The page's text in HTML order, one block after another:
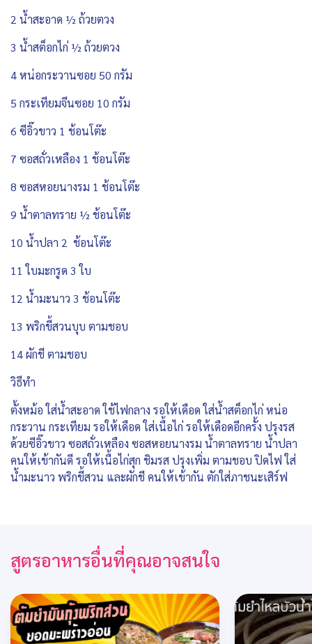
2 น้ำสะอาด ½ ถ้วยตวง
3 น้ำสต็อกไก่ ½ ถ้วยตวง
4 หน่อกระวานซอย 50 กรัม
5 กระเทียมจีนซอย 10 กรัม
6 ซีอิ๊วขาว 1 ช้อนโต๊ะ
7 ซอสถั่วเหลือง 1 ช้อนโต๊ะ
8 ซอสหอยนางรม 1 ช้อนโต๊ะ
9 น้ำตาลทราย ½ ช้อนโต๊ะ
10 น้ำปลา 2 ช้อนโต๊ะ
11 ใบมะกรูด 3 ใบ
12 น้ำมะนาว 3 ช้อนโต๊ะ
13 พริกขี้สวนบุบ ตามชอบ
14 ผักชี ตามชอบ
วิธีทำ
ตั้งหม้อ ใส่น้ำสะอาด ใช้ไฟกลาง รอให้เดือด ใส่น้ำสต็อกไก่ หน่อ
กระวาน กระเทียม รอให้เดือด ใส่เนื้อไก่ รอให้เดือดอีกครั้ง ปรุงรส
ด้วยซีอิ๊วขาว ซอสถั่วเหลือง ซอสหอยนางรม น้ำตาลทราย น้ำปลา
คนให้เข้ากันดี รอให้เนื้อไก่สุก ชิมรส ปรุงเพิ่ม ตามชอบ ปิดไฟ ใส่
น้ำมะนาว พริกขี้สวน และผักชี คนให้เข้ากัน ตักใส่ภาชนะเสิร์ฟ
สูตรอาหารอื่นที่คุณอาจสนใจ